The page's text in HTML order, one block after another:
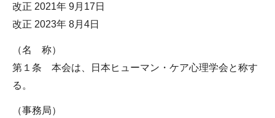
改正 2021年 9月17日
改正 2023年 8月4日
（名 称）
第１条 本会は、日本ヒューマン・ケア心理学会と称す
る。
（事務局）